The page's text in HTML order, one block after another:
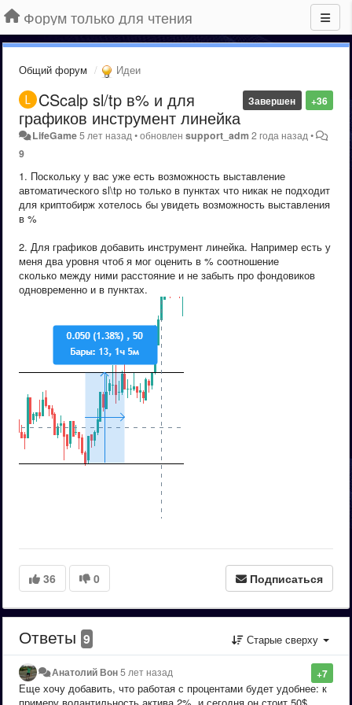
Форум только для чтения
Общий форум Идеи
+36
Завершен
CScalp sl/tp в% и для
графиков инструмент линейка
LifeGame5 лет назад •обновленsupport_adm 2 года назад •
9
1. Поскольку у вас уже есть возможность выставление
автоматического sl\tp но только в пунктах что никак не подходит
для криптобирж хотелось бы увидеть возможность выставления
в %
2. Для графиков добавить инструмент линейка. Например есть у
меня два уровня чтоб я мог оценить в % соотношение
сколько между ними расстояние и не забыть про фондовиков
одновременно и в пунктах.
36 0 Подписаться
Ответы 9 Старые сверху
+7
Анатолий Вон5 лет назад
Еще хочу добавить, что работая с процентами будет удобнее: к
примеру волантильность актива 2%, и сегодня он стоит 50$,